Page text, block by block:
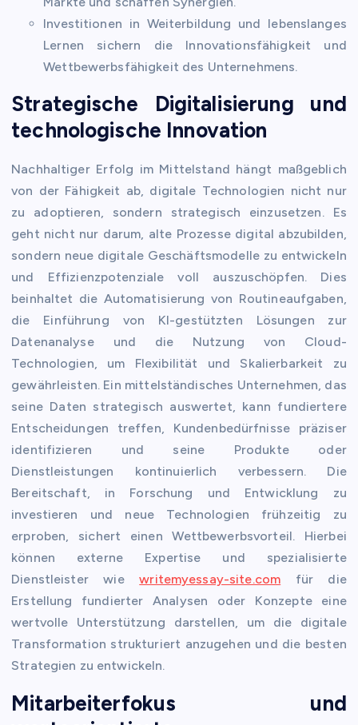
Investitionen in Weiterbildung und lebenslanges
Lernen sichern die Innovationsfähigkeit und
Wettbewerbsfähigkeit des Unternehmens.
Strategische Digitalisierung und
technologische Innovation
Nachhaltiger Erfolg im Mittelstand hängt maßgeblich
von der Fähigkeit ab, digitale Technologien nicht nur
zu adoptieren, sondern strategisch einzusetzen. Es
geht nicht nur darum, alte Prozesse digital abzubilden,
sondern neue digitale Geschäftsmodelle zu entwickeln
und Effizienzpotenziale voll auszuschöpfen. Dies
beinhaltet die Automatisierung von Routineaufgaben,
die Einführung von KI-gestützten Lösungen zur
Datenanalyse und die Nutzung von Cloud-
Technologien, um Flexibilität und Skalierbarkeit zu
gewährleisten. Ein mittelständisches Unternehmen, das
seine Daten strategisch auswertet, kann fundiertere
Entscheidungen treffen, Kundenbedürfnisse präziser
identifizieren und seine Produkte oder
Dienstleistungen kontinuierlich verbessern. Die
Bereitschaft, in Forschung und Entwicklung zu
investieren und neue Technologien frühzeitig zu
erproben, sichert einen Wettbewerbsvorteil. Hierbei
können externe Expertise und spezialisierte
Dienstleister wiewritemyessay-site.com für die
Erstellung fundierter Analysen oder Konzepte eine
wertvolle Unterstützung darstellen, um die digitale
Transformation strukturiert anzugehen und die besten
Strategien zu entwickeln.
Mitarbeiterfokus und